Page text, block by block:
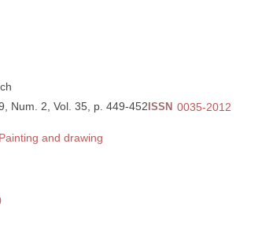
Num. 2, Vol. 35, p. 449-452 ISSN 0035-2012
and drawing